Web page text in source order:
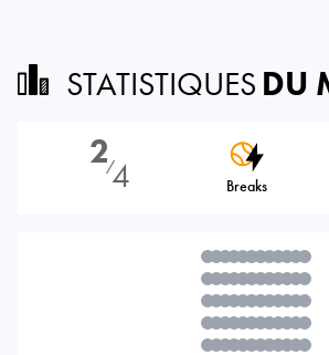
STATISTIQUES DU
2⁄4 Breaks